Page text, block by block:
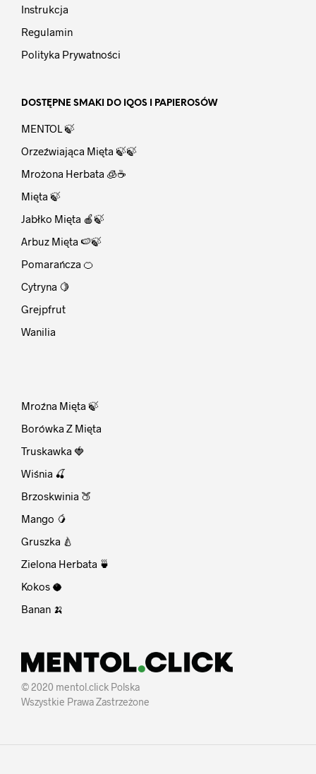
Instrukcja
Regulamin
Polityka Prywatności
DOSTĘPNE SMAKI DO IQOS I PAPIEROSÓW
MENTOL 🍃
Orzeźwiająca Mięta 🍃🍃
Mrożona Herbata 🧊☕
Mięta 🍃
Jabłko Mięta 🍎🍃
Arbuz Mięta 🍉🍃
Pomarańcza 🍊
Cytryna 🍋
Grejpfrut
Wanilia
Mroźna Mięta 🍃
Borówka Z Mięta
Truskawka 🍓
Wiśnia 🍒
Brzoskwinia 🍑
Mango 🥭
Gruszka 🍐
Zielona Herbata 🍵
Kokos 🥥
Banan 🍌
© 2020 mentol.click Polska
Wszystkie Prawa Zastrzeżone